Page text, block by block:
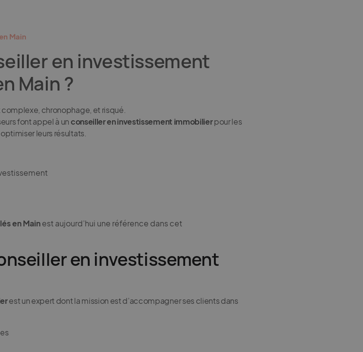
Main
en investissement
Main ?
chronophage, et risqué.
font appel à unconseiller en investissement immobilierpour les
leurs résultats.
en Mainest aujourd’hui une référence dans cet
en investissement
est un expert dont la mission est d’accompagner ses clients dans